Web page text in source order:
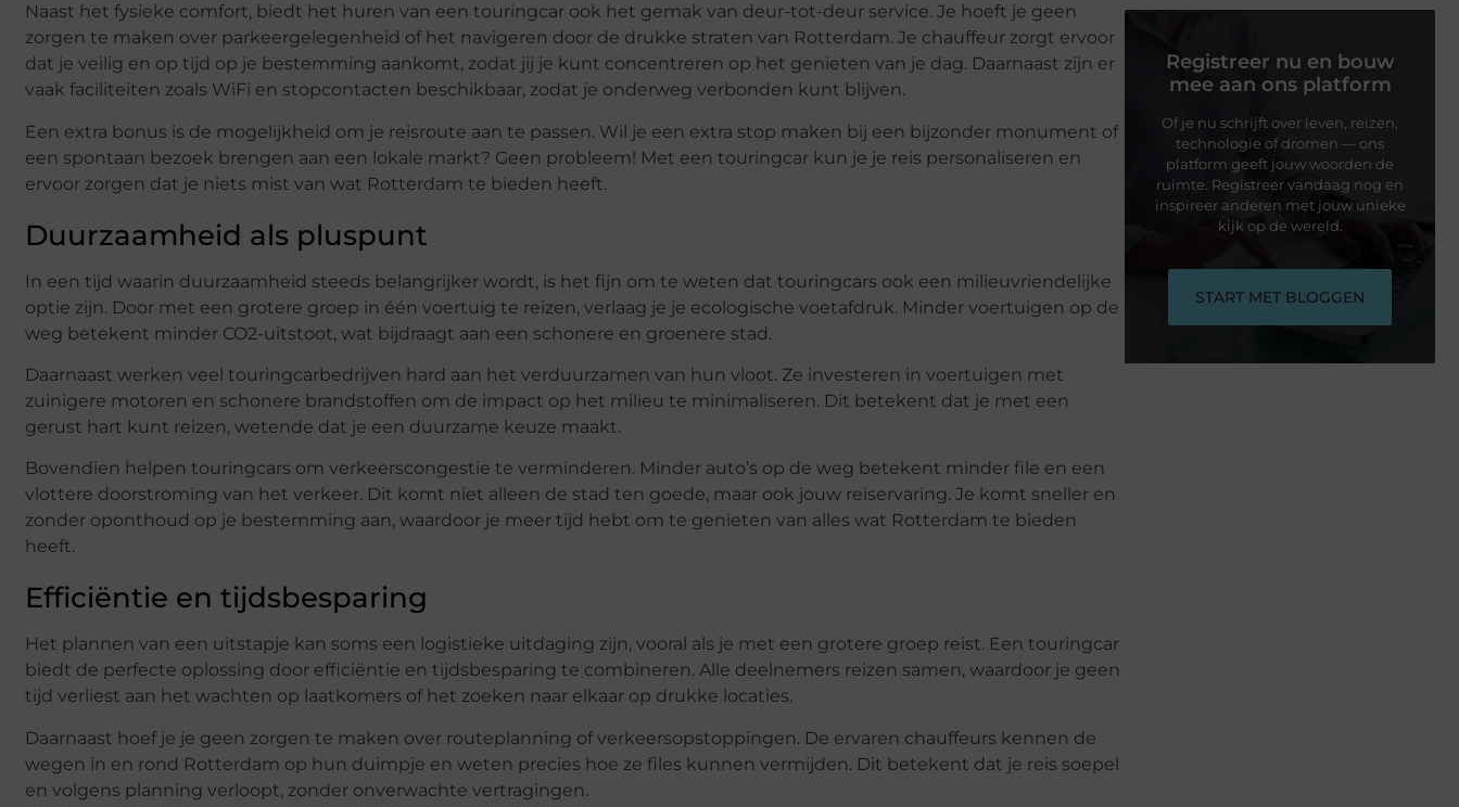
Naast het fysieke comfort, biedt het huren van een touringcar ook het gemak van deur-tot-deur service. Je hoeft je geen
zorgen te maken over parkeergelegenheid of het navigeren door de drukke straten van Rotterdam. Je chauffeur zorgt ervoor
dat je veilig en op tijd op je bestemming aankomt, zodat jij je kunt concentreren op het genieten van je dag. Daarnaast zijn er
vaak faciliteiten zoals WiFi en stopcontacten beschikbaar, zodat je onderweg verbonden kunt blijven.
Een extra bonus is de mogelijkheid om je reisroute aan te passen. Wil je een extra stop maken bij een bijzonder monument of
een spontaan bezoek brengen aan een lokale markt? Geen probleem! Met een touringcar kun je je reis personaliseren en
ervoor zorgen dat je niets mist van wat Rotterdam te bieden heeft.
Duurzaamheid als pluspunt
In een tijd waarin duurzaamheid steeds belangrijker wordt, is het fijn om te weten dat touringcars ook een milieuvriendelijke
optie zijn. Door met een grotere groep in één voertuig te reizen, verlaag je je ecologische voetafdruk. Minder voertuigen op de
weg betekent minder CO2-uitstoot, wat bijdraagt aan een schonere en groenere stad.
Daarnaast werken veel touringcarbedrijven hard aan het verduurzamen van hun vloot. Ze investeren in voertuigen met
zuinigere motoren en schonere brandstoffen om de impact op het milieu te minimaliseren. Dit betekent dat je met een
gerust hart kunt reizen, wetende dat je een duurzame keuze maakt.
Bovendien helpen touringcars om verkeerscongestie te verminderen. Minder auto’s op de weg betekent minder file en een
vlottere doorstroming van het verkeer. Dit komt niet alleen de stad ten goede, maar ook jouw reiservaring. Je komt sneller en
zonder oponthoud op je bestemming aan, waardoor je meer tijd hebt om te genieten van alles wat Rotterdam te bieden
heeft.
Efficiëntie en tijdsbesparing
Het plannen van een uitstapje kan soms een logistieke uitdaging zijn, vooral als je met een grotere groep reist. Een touringcar
biedt de perfecte oplossing door efficiëntie en tijdsbesparing te combineren. Alle deelnemers reizen samen, waardoor je geen
tijd verliest aan het wachten op laatkomers of het zoeken naar elkaar op drukke locaties.
Daarnaast hoef je je geen zorgen te maken over routeplanning of verkeersopstoppingen. De ervaren chauffeurs kennen de
wegen in en rond Rotterdam op hun duimpje en weten precies hoe ze files kunnen vermijden. Dit betekent dat je reis soepel
en volgens planning verloopt, zonder onverwachte vertragingen.
Registreer nu en bouw
mee aan ons platform
Of je nu schrijft over leven, reizen,
technologie of dromen — ons
platform geeft jouw woorden de
ruimte. Registreer vandaag nog en
inspireer anderen met jouw unieke
kijk op de wereld.
START MET BLOGGEN